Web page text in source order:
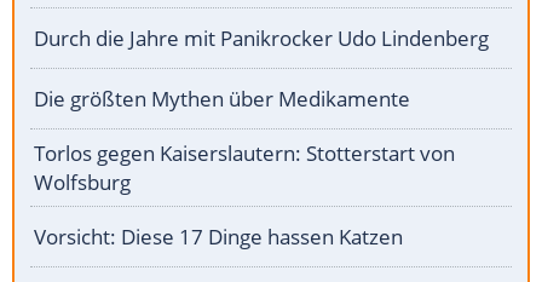
Durch die Jahre mit Panikrocker Udo Lindenberg
Die größten Mythen über Medikamente
Torlos gegen Kaiserslautern: Stotterstart von
Wolfsburg
Vorsicht: Diese 17 Dinge hassen Katzen